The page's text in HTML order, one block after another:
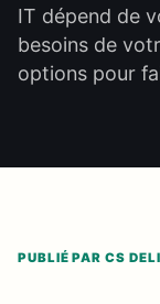
IT dépend de
besoins de
options pour
PUBLIÉ PAR CS